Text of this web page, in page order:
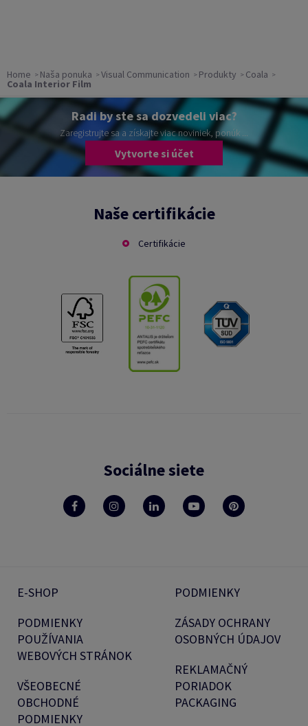
Home Naša ponuka Visual Communication Produkty Coala
Coala Interior Film
Radi by ste sa dozvedeli viac?
Zaregistrujte sa a získajte viac noviniek, ponúk ...
Vytvorte si účet
Naše certifikácie
Certifikácie
Sociálne siete
E-SHOP
PODMIENKY
POUŽÍVANIA
WEBOVÝCH STRÁNOK
VŠEOBECNÉ
OBCHODNÉ
PODMIENKY
PODMIENKY
ZÁSADY OCHRANY
OSOBNÝCH ÚDAJOV
REKLAMAČNÝ
PORIADOK
PACKAGING